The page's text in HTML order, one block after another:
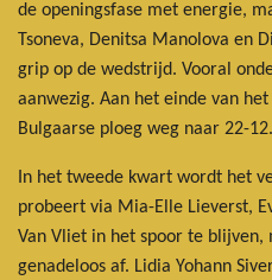
de openingsfase met energie,
Tsoneva, Denitsa Manolova en
grip op de wedstrijd. Vooral
aanwezig. Aan het einde van
Bulgaarse ploeg weg naar 22-12.
In het tweede kwart wordt het
probeert via Mia-Elle Lieverst,
Van Vliet in het spoor te
genadeloos af. Lidia Yohann